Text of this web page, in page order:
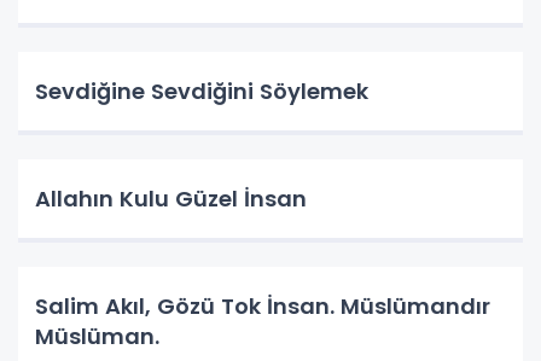
Sevdiğine Sevdiğini Söylemek
Allahın Kulu Güzel İnsan
Salim Akıl, Gözü Tok İnsan. Müslümandır
Müslüman.